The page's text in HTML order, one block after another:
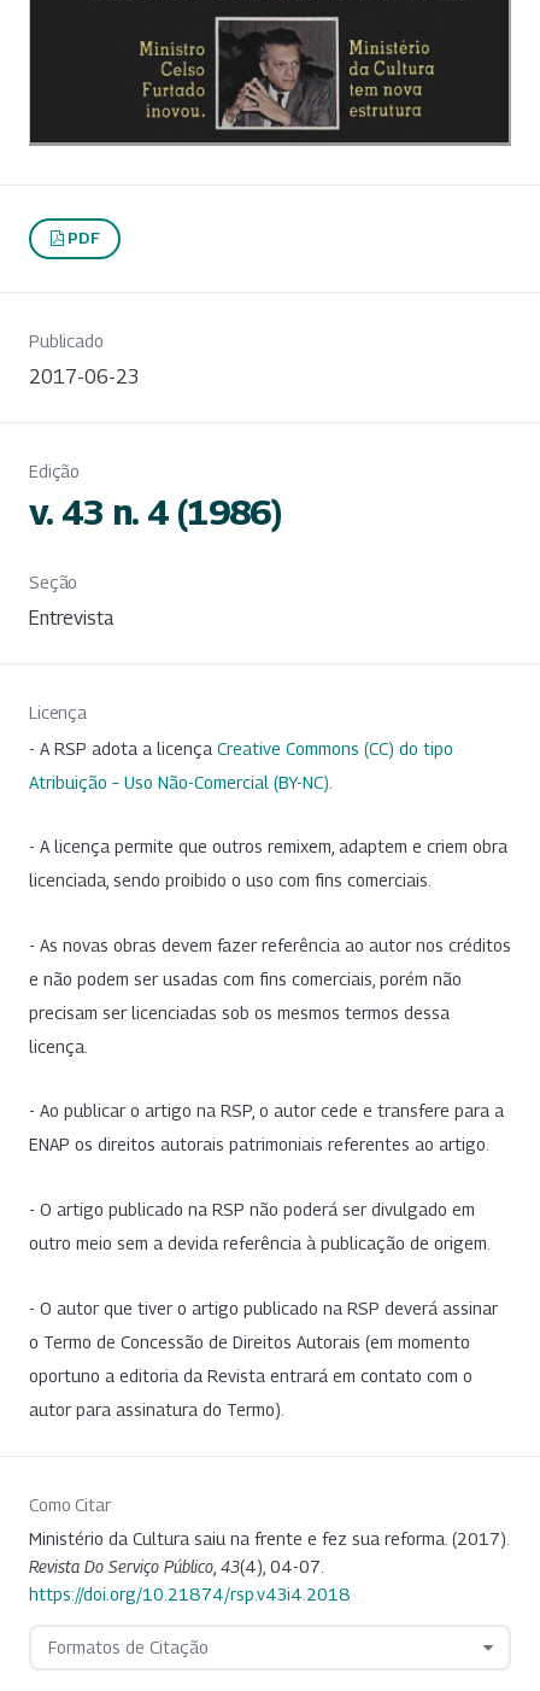
PDF
Publicado
2017-06-23
Edição
v. 43 n. 4 (1986)
Seção
Entrevista
Licença
- A RSP adota a licença Creative Commons (CC) do tipo
Atribuição – Uso Não-Comercial (BY-NC)
- A licença permite que outros remixem, adaptem e criem obra
licenciada, sendo proibido o uso com fins comerciais.
- As novas obras devem fazer referência ao autor nos créditos
e não podem ser usadas com fins comerciais, porém não
precisam ser licenciadas sob os mesmos termos dessa
licença.
- Ao publicar o artigo na RSP, o autor cede e transfere para a
ENAP os direitos autorais patrimoniais referentes ao artigo.
- O artigo publicado na RSP não poderá ser divulgado em
outro meio sem a devida referência à publicação de origem.
- O autor que tiver o artigo publicado na RSP deverá assinar
o Termo de Concessão de Direitos Autorais (em momento
oportuno a editoria da Revista entrará em contato com o
autor para assinatura do Termo).
Como Citar
Ministério da Cultura saiu na frente e fez sua reforma. (2017).
Revista Do Serviço Público 43(4), 04-07.
https://doi.org/10.21874/rsp.v43i4.2018
Formatos de Citação